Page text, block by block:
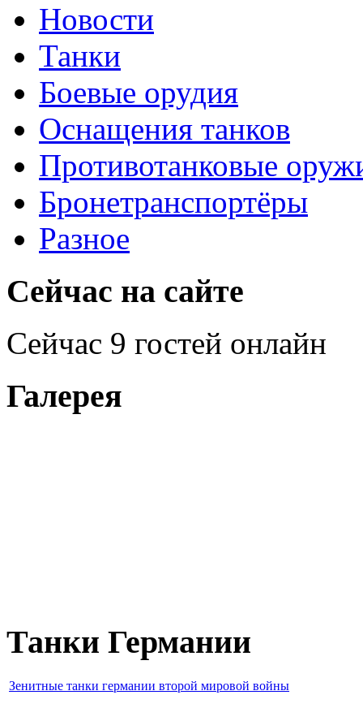
Новости
Танки
Боевые орудия
Оснащения танков
Противотанковые
Бронетранспортёры
Разное
Сейчас на сайте
Сейчас 9 гостей онлайн
Галерея
Танки Германии
Зенитные танки германии второй мировой войны